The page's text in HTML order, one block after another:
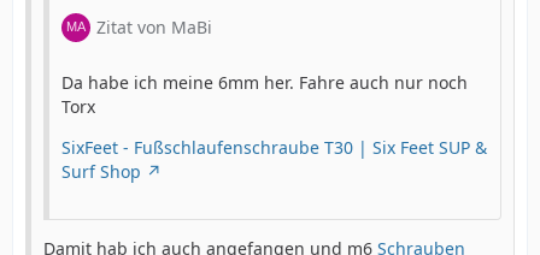
Zitat von MaBi
Da habe ich meine 6mm her. Fahre auch nur noch
Torx
SixFeet - Fußschlaufenschraube T30 | Six Feet SUP &
Surf Shop
Damit hab ich auch angefangen und m6 Schrauben